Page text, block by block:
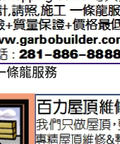
條龍服務